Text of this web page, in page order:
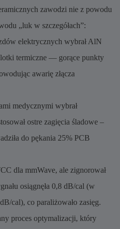
zawodzi nie z powodu
„luk w szczegółach”:
elektrycznych wybrał AlN
termiczne — gorące punkty
awarię złącza
medycznymi wybrał
ostre zagięcia śladowe –
do pękania 25% PCB
dla mmWave, ale zignorował
osiągnęła 0,8 dB/cal (w
cal), co paraliżowało zasięg.
proces optymalizacji, który